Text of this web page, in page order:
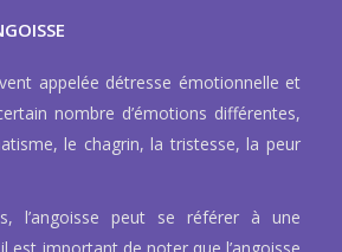
appelée détresse émotionnelle et
nombre d’émotions différentes,
le chagrin, la tristesse, la peur
l’angoisse peut se référer à une